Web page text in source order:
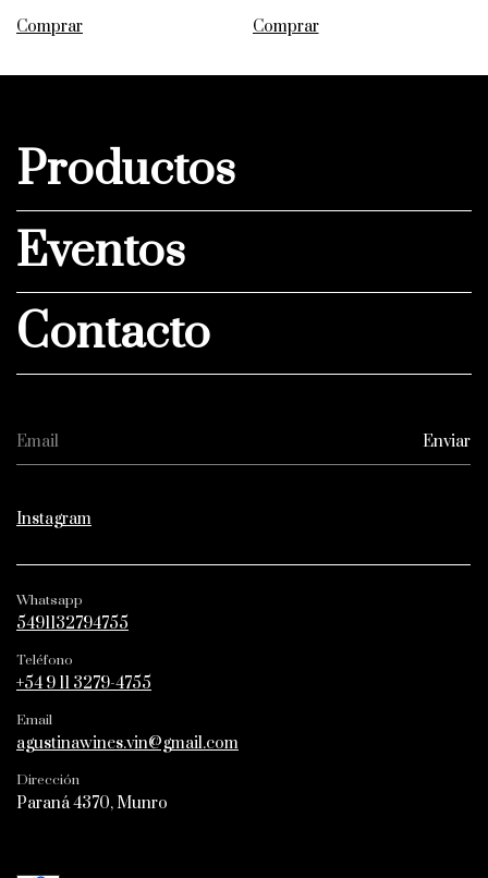
Productos
Eventos
Contacto
Instagram
Whatsapp
5491132794755
Teléfono
+54 9 11 3279-4755
Email
agustinawines.vin@gmail.com
Dirección
Paraná 4370, Munro